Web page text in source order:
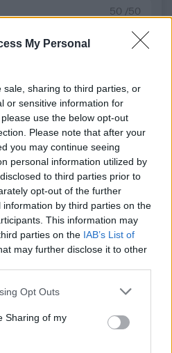
My Personal
sale, sharing to third parties, or
or sensitive information for
use the below opt-out
Please note that after your
you may continue seeing
personal information utilized by
to third parties prior to
opt-out of the further
by third parties on the
This information may
parties on the IAB’s List of
may further disclose it to other
app uses one or more Google
behaviour. You may click to
and its third-party tags to
purposes in below Google
Opt Outs
Sharing of my
50 /50
2000 /2000
σχολίου
από reCAPTCHA, ισχύουν
της Google.
Κόσμος
HILL
ΒΡΕΤΑΝΙΑ
ΤΕΡΕΖΑ ΜΕΙ
την ειδησεογραφία και τα